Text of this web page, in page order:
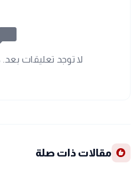
لا توجد تعليقات
recommend مقالات ذات صلة